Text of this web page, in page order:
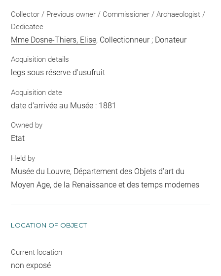
Collector / Previous owner / Commissioner / Archaeologist /
Dedicatee
Mme Dosne-Thiers, Elise, Collectionneur ; Donateur
Acquisition details
legs sous réserve d'usufruit
Acquisition date
date d'arrivée au Musée : 1881
Owned by
Etat
Held by
Musée du Louvre, Département des Objets d'art du
Moyen Age, de la Renaissance et des temps modernes
LOCATION OF OBJECT
Current location
non exposé